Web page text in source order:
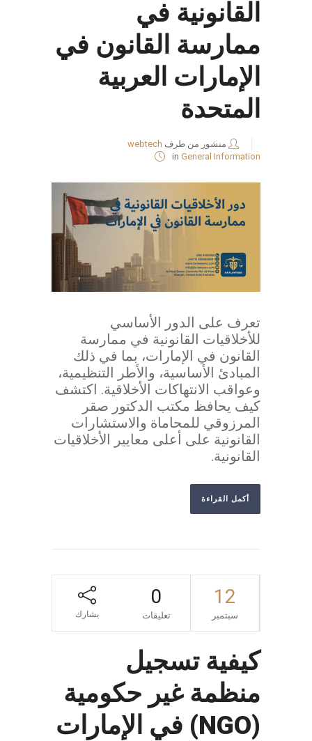
القانونية في
ممارسة القانون في
الإمارات العربية
المتحدة
منشور من طرف webtech
in General Information
تعرف على الدور الأساسي
للأخلاقيات القانونية في ممارسة
القانون في الإمارات، بما في ذلك
المبادئ الأساسية، والأطر التنظيمية،
وعواقب الانتهاكات الأخلاقية. اكتشف
كيف يحافظ مكتب الدكتور صقر
المرزوقي للمحاماة والاستشارات
القانونية على أعلى معايير الأخلاقيات
القانونية.
أكمل القراءة
12
سبتمبر
0
تعليقات يشارك
كيفية تسجيل
منظمة غير حكومية
(NGO) في الإمارات